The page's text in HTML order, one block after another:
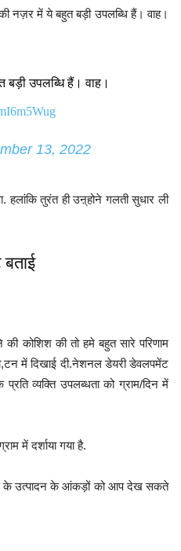
नज़र में ये बहुत बड़ी उपलब्धि हैं। वाह।
बड़ी उपलब्धि हैं। वाह।
13, 2022
हलांकि तुरंत ही उऩ्होने गलती सुधार ली
कोशिश की तो हमे बहुत सारे परिणाम
में दिखाई दी.नेशनल डेयरी डेवलपमेंट
व्यक्ति उपलब्धता को ग्राम/दिन में
में दर्शाया गया है.
के उत्पादन के आंकड़ों को आप देख सकते